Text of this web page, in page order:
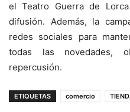
el Teatro Guerra de
difusión. Además, la
redes sociales para
todas las novedades,
repercusión.
ETIQUETAS comercio